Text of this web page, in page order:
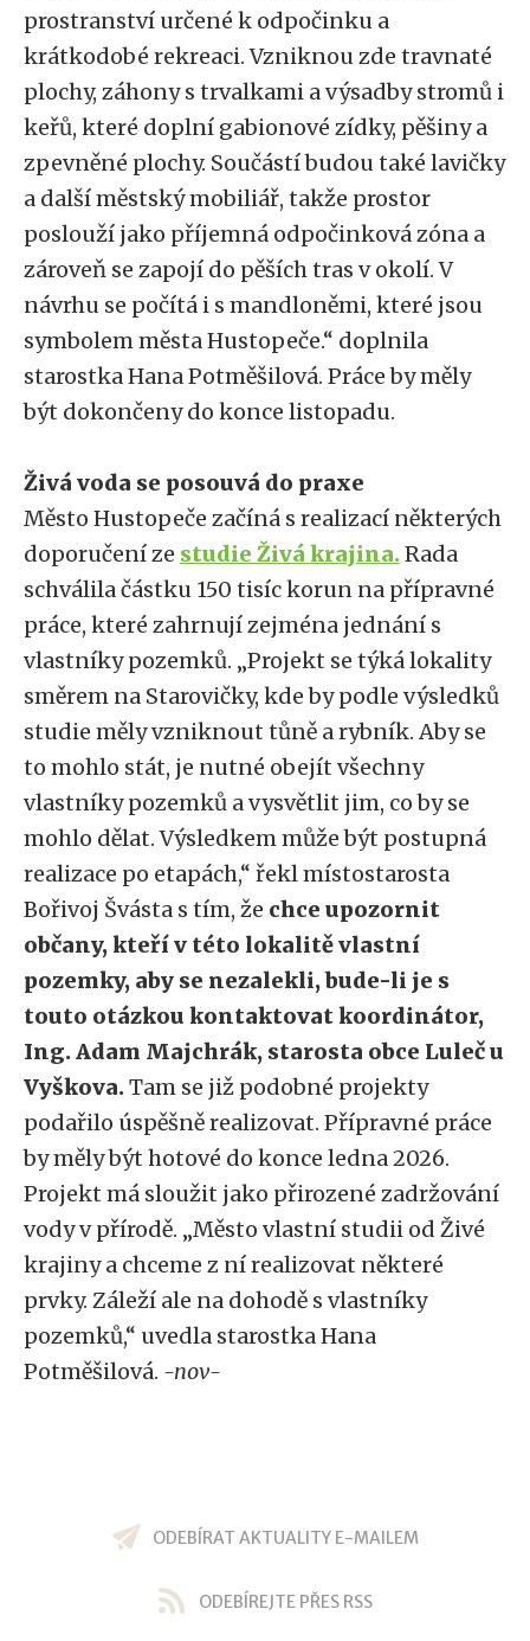
prostranství určené k odpočinku a
krátkodobé rekreaci. Vzniknou zde travnaté
plochy, záhony s trvalkami a výsadby stromů i
keřů, které doplní gabionové zídky, pěšiny a
zpevněné plochy. Součástí budou také lavičky
a další městský mobiliář, takže prostor
poslouží jako příjemná odpočinková zóna a
zároveň se zapojí do pěších tras v okolí. V
návrhu se počítá i s mandloněmi, které jsou
symbolem města Hustopeče.“ doplnila
starostka Hana Potměšilová. Práce by měly
být dokončeny do konce listopadu.
Živá voda se posouvá do praxe
Město Hustopeče začíná s realizací některých
doporučení ze studie Živá krajina.Rada
schválila částku 150 tisíc korun na přípravné
práce, které zahrnují zejména jednání s
vlastníky pozemků. „Projekt se týká lokality
směrem na Starovičky, kde by podle výsledků
studie měly vzniknout tůně a rybník. Aby se
to mohlo stát, je nutné obejít všechny
vlastníky pozemků a vysvětlit jim, co by se
mohlo dělat. Výsledkem může být postupná
realizace po etapách,“ řekl místostarosta
Bořivoj Švásta s tím, že chce upozornit
občany, kteří v této lokalitě vlastní
pozemky, aby se nezalekli, bude-li je s
touto otázkou kontaktovat koordinátor,
Ing. Adam Majchrák, starosta obce Luleč u
Vyškova.Tam se již podobné projekty
podařilo úspěšně realizovat. Přípravné práce
by měly být hotové do konce ledna 2026.
Projekt má sloužit jako přirozené zadržování
vody v přírodě. „Město vlastní studii od Živé
krajiny a chceme z ní realizovat některé
prvky. Záleží ale na dohodě s vlastníky
pozemků,“ uvedla starostka Hana
Potměšilová. -nov-
ODEBÍRAT AKTUALITY E-MAILEM
ODEBÍREJTE PŘES RSS